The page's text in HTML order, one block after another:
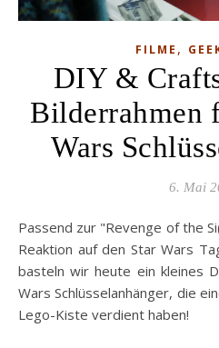
FILME ,
DIY &
Bilderrahmen
Wars
6. Mai
Passend zur "Revenge of the Si(x)th" am 6. Mai (natürlich in
Reaktion auf den Star Wars
basteln wir heute ein kleines
Wars Schlüsselanhänger, die
Lego-Kiste verdient haben!